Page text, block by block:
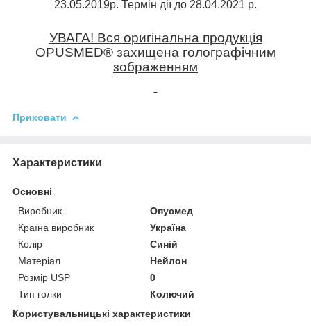
23.05.2019р. Термін дії до 28.04.2021 р.
УВАГА! Вся оригінальна продукція
OPUSMED® захищена голографічним
зображенням
Приховати
Характеристики
Основні
Виробник
Опусмед
Країна виробник
Україна
Колір
Синій
Матеріал
Нейлон
Розмір USP
0
Тип голки
Колючий
Користувальницькі характеристики